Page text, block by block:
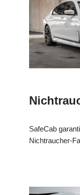
SafeCab
Nichtraucher-